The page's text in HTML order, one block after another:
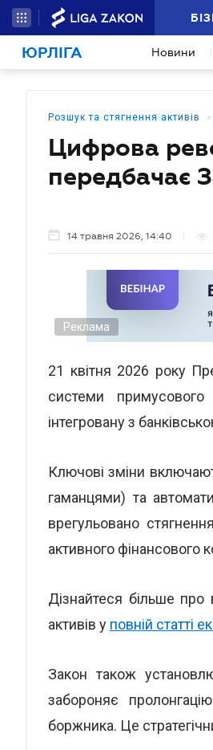
ЮРЛІГА Новини
Розшук та стягнення активів •
Цифрова
передбачає
14 травня 2026, 14:40
Реклама
21 квітня 2026 року
системи
інтегровану з
Ключові зміни
гаманцями) та
врегульовано
активного фінансового
Дізнайтеся більше
активів у повній статті
Закон також
забороняє
боржника. Це